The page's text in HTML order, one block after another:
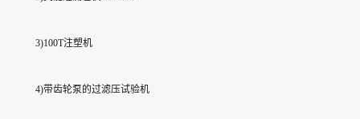
3)100T注塑机
4)带齿轮泵的过滤压试验机